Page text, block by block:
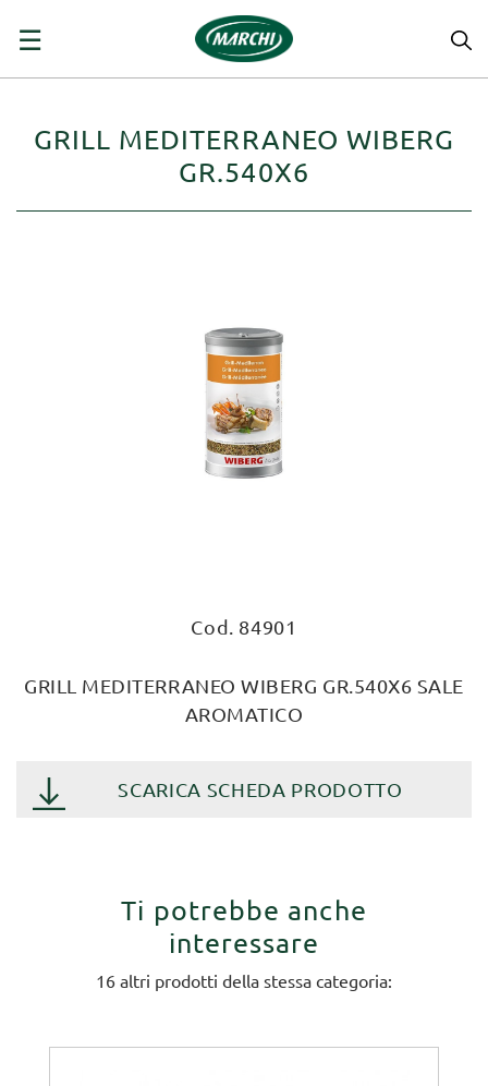
navigazione
☰
GRILL MEDITERRANEO WIBERG
GR.540X6
Cod. 84901
GRILL MEDITERRANEO WIBERG GR.540X6 SALE
AROMATICO
SCARICA SCHEDA PRODOTTO
Ti potrebbe anche
interessare
16 altri prodotti della stessa categoria: